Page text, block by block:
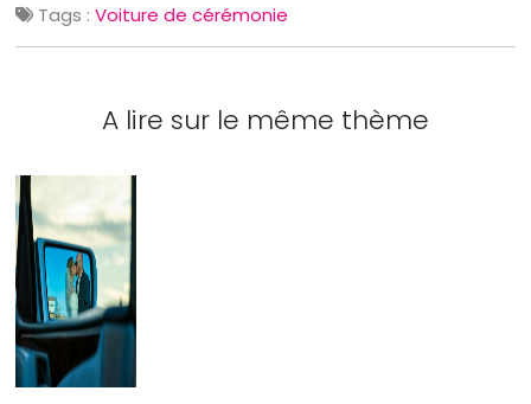
Tags :Voiture de cérémonie
A lire sur le même thème